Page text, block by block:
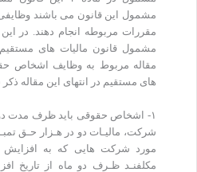
مشمول این قانون می باشند وظایفی
مقررات مربوطه انجام دهند. در
مشمول قانون مالیات های
مقاله مربوط به وظایف اشخاص
های مستقیم در انتهای این مقاله
۱- اشخاص حقوقی باید ظرف مدت دو
شرکت، مالیـات دو در هـزار حـق
مورد شرکت هایی که به افزایش
مکلفنـد ظـرف دو ماه از تاریخ